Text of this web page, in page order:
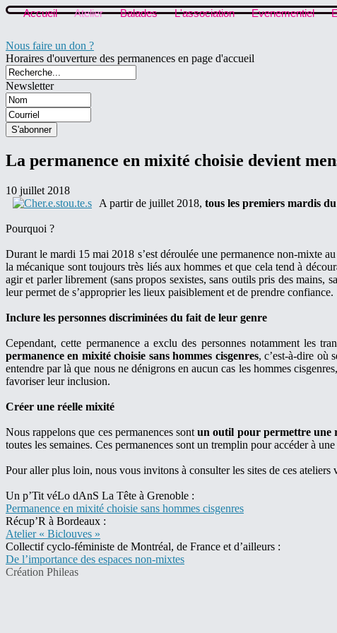
Accueil Atelier Balades L'association Evenementiel
Nous faire un don ?
Horaires d'ouverture des permanences en page d'accueil
Newsletter
La permanence en mixité choisie devient
10 juillet 2018
A partir de juillet 2018, tous les premiers mardis
Pourquoi ?
Durant le mardi 15 mai 2018 s’est déroulée une permanence non-mixte
la mécanique sont toujours très liés aux hommes et que cela tend à
agir et parler librement (sans propos sexistes, sans outils pris des mains,
leur permet de s’approprier les lieux paisiblement et de prendre confiance.
Inclure les personnes discriminées du fait de leur genre
Cependant, cette permanence a exclu des personnes notamment les
permanence en mixité choisie sans hommes cisgenres, c’est-à-dire où
entendre par là que nous ne dénigrons en aucun cas les hommes
favoriser leur inclusion.
Créer une réelle mixité
Nous rappelons que ces permanences sontun outil pour permettre une
toutes les semaines. Ces permanences sont un tremplin pour accéder à
Pour aller plus loin, nous vous invitons à consulter les sites de ces
Un p’Tit véLo dAnS La Tête à Grenoble :
Permanence en mixité choisie sans hommes cisgenres
Récup’R à Bordeaux :
Atelier « Biclouves »
Collectif cyclo-féministe de Montréal, de France et d’ailleurs :
De l’importance des espaces non-mixtes
Création Phileas